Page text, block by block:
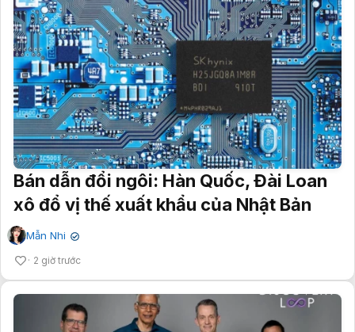
Bán dẫn đổi ngôi: Hàn Quốc, Đài Loan
xô đổ vị thế xuất khẩu của Nhật Bản
Mẫn Nhi ✔
2 giờ trước